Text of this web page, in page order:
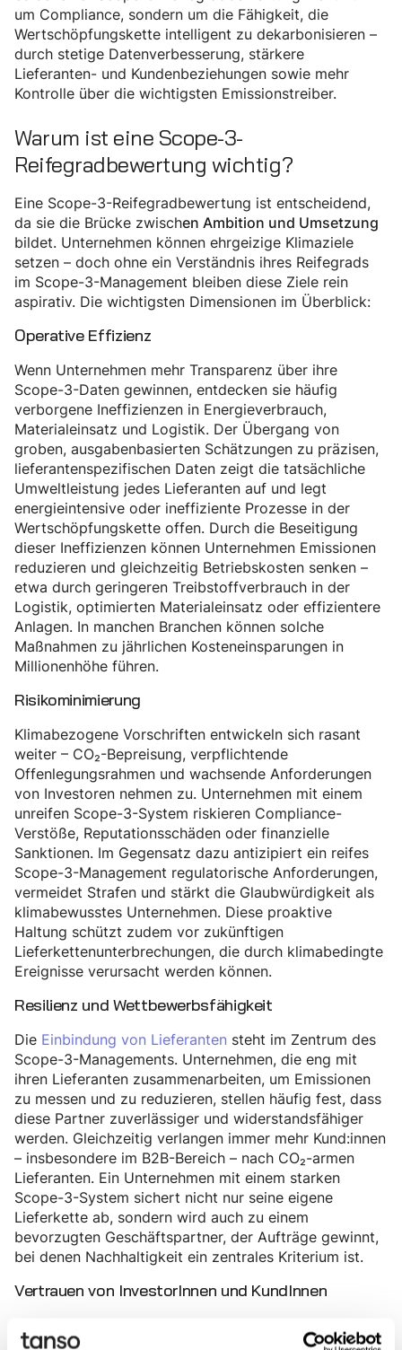
um Compliance, sondern um die Fähigkeit, die
Wertschöpfungskette intelligent zu dekarbonisieren –
durch stetige Datenverbesserung, stärkere
Lieferanten- und Kundenbeziehungen sowie mehr
Kontrolle über die wichtigsten Emissionstreiber.
Warum ist eine Scope-3-
Reifegradbewertung wichtig?
Eine Scope-3-Reifegradbewertung ist entscheidend,
da sie die Brücke zwischen Ambition und Umsetzung
bildet. Unternehmen können ehrgeizige Klimaziele
setzen – doch ohne ein Verständnis ihres Reifegrads
im Scope-3-Management bleiben diese Ziele rein
aspirativ. Die wichtigsten Dimensionen im Überblick:
Operative Effizienz
Wenn Unternehmen mehr Transparenz über ihre
Scope-3-Daten gewinnen, entdecken sie häufig
verborgene Ineffizienzen in Energieverbrauch,
Materialeinsatz und Logistik. Der Übergang von
groben, ausgabenbasierten Schätzungen zu präzisen,
lieferantenspezifischen Daten zeigt die tatsächliche
Umweltleistung jedes Lieferanten auf und legt
energieintensive oder ineffiziente Prozesse in der
Wertschöpfungskette offen. Durch die Beseitigung
dieser Ineffizienzen können Unternehmen Emissionen
reduzieren und gleichzeitig Betriebskosten senken –
etwa durch geringeren Treibstoffverbrauch in der
Logistik, optimierten Materialeinsatz oder effizientere
Anlagen. In manchen Branchen können solche
Maßnahmen zu jährlichen Kosteneinsparungen in
Millionenhöhe führen.
Risikominimierung
Klimabezogene Vorschriften entwickeln sich rasant
weiter – CO₂-Bepreisung, verpflichtende
Offenlegungsrahmen und wachsende Anforderungen
von Investoren nehmen zu. Unternehmen mit einem
unreifen Scope-3-System riskieren Compliance-
Verstöße, Reputationsschäden oder finanzielle
Sanktionen. Im Gegensatz dazu antizipiert ein reifes
Scope-3-Management regulatorische Anforderungen,
vermeidet Strafen und stärkt die Glaubwürdigkeit als
klimabewusstes Unternehmen. Diese proaktive
Haltung schützt zudem vor zukünftigen
Lieferkettenunterbrechungen, die durch klimabedingte
Ereignisse verursacht werden können.
Resilienz und Wettbewerbsfähigkeit
Die Einbindung von Lieferanten steht im Zentrum des
Scope-3-Managements. Unternehmen, die eng mit
ihren Lieferanten zusammenarbeiten, um Emissionen
zu messen und zu reduzieren, stellen häufig fest, dass
diese Partner zuverlässiger und widerstandsfähiger
werden. Gleichzeitig verlangen immer mehr Kund:innen
– insbesondere im B2B-Bereich – nach CO₂-armen
Lieferanten. Ein Unternehmen mit einem starken
Scope-3-System sichert nicht nur seine eigene
Lieferkette ab, sondern wird auch zu einem
bevorzugten Geschäftspartner, der Aufträge gewinnt,
bei denen Nachhaltigkeit ein zentrales Kriterium ist.
Vertrauen von InvestorInnen und KundInnen
zunehmend
. Investor:innen bewerten